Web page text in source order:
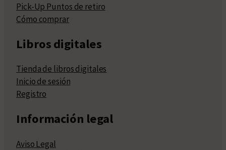
Pick-Up Puntos de retiro
Cómo comprar
Libros digitales
Tienda de libros digitales
Inicio de sesión
Registro
Información legal
Aviso Legal